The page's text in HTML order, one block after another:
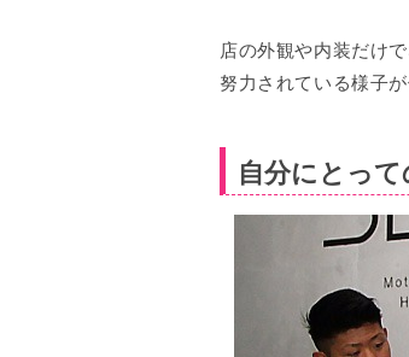
店の外観や内装だけ
努力されている様子
自分にとっ